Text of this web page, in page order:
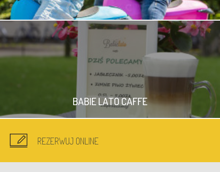
BABIE LATO CAFFE
REZERWUJ ONLINE